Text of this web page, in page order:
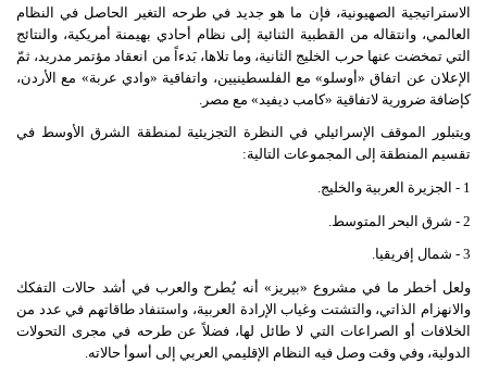
الاستراتيجية الصهيونية، فإن ما هو جديد في طرحه التغير الحاصل في النظام
العالمي، وانتقاله من القطبية الثنائية إلى نظام أحادي بهيمنة أمريكية، والنتائج
التي تمخضت عنها حرب الخليج الثانية، وما تلاها، بَدءاً من انعقاد مؤتمر مدريد، ثمّ
الإعلان عن اتفاق «أوسلو» مع الفلسطينيين، واتفاقية «وادي عربة» مع الأردن،
كإضافة ضرورية لاتفاقية «كامب ديفيد» مع مصر.
ويتبلور الموقف الإسرائيلي في النظرة التجزيئية لمنطقة الشرق الأوسط في
تقسيم المنطقة إلى المجموعات التالية:
1 - الجزيرة العربية والخليج.
2 - شرق البحر المتوسط.
3 - شمال إفريقيا.
ولعل أخطر ما في مشروع «بيريز» أنه يُطرح والعرب في أشد حالات التفكك
والانهزام الذاتي، والتشتت وغياب الإرادة العربية، واستنفاد طاقاتهم في عدد من
الخلافات أو الصراعات التي لا طائل لها، فضلاً عن طرحه في مجرى التحولات
الدولية، وفي وقت وصل فيه النظام الإقليمي العربي إلى أسوأ حالاته.